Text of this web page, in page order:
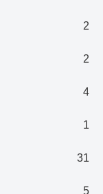
2
2
4
1
31
5